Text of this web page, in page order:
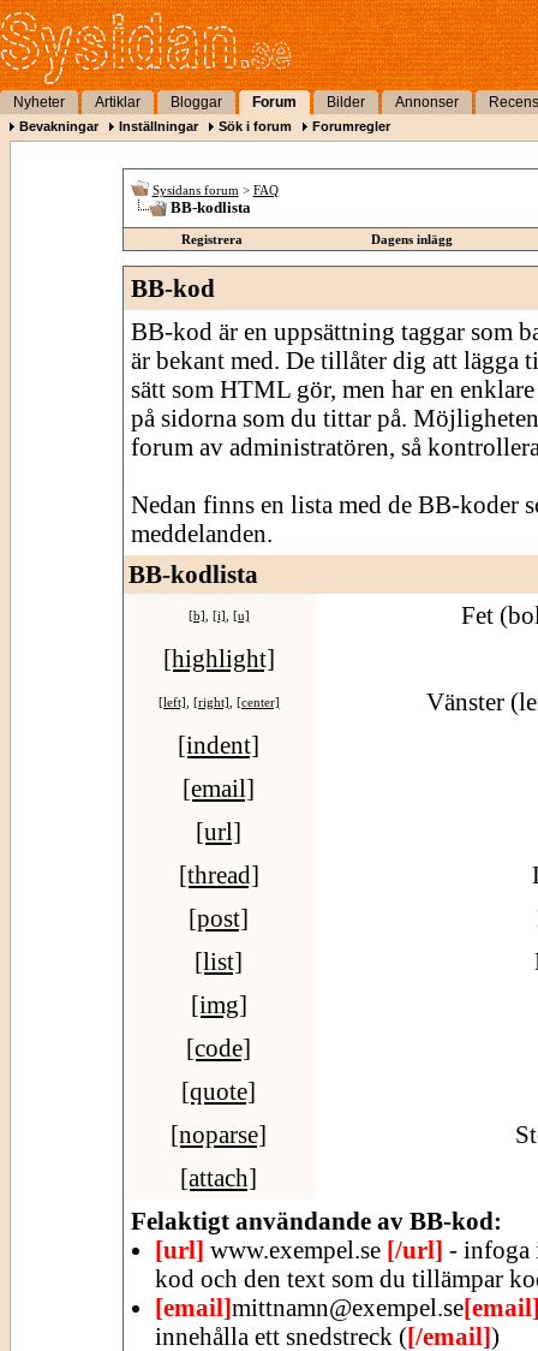
Nyheter Artiklar Bloggar Forum Bilder Annonser
Bevakningar Inställningar Sök i forum Forumregler
Sysidans forum > FAQ
BB-kodlista
Registrera Dagens inlägg
BB-kod
BB-kod är en uppsättning taggar som
är bekant med. De tillåter dig att lägga
sätt som HTML gör, men har en
på sidorna som du tittar på.
forum av administratören, så
Nedan finns en lista med de BB-koder
meddelanden.
BB-kodlista
[b] [i] [u]
Fet
[highlight]
[left] [right] [center]
Vänster
[indent]
[email]
[url]
[thread]
[post]
[list]
[img]
[code]
[quote]
[noparse]
[attach]
Felaktigt användande av BB-kod:
[url] www.exempel.se [/url] - infoga
kod och den text som du tillämpar
[email]mittnamn@exempel.se
innehålla ett snedstreck ([/email])